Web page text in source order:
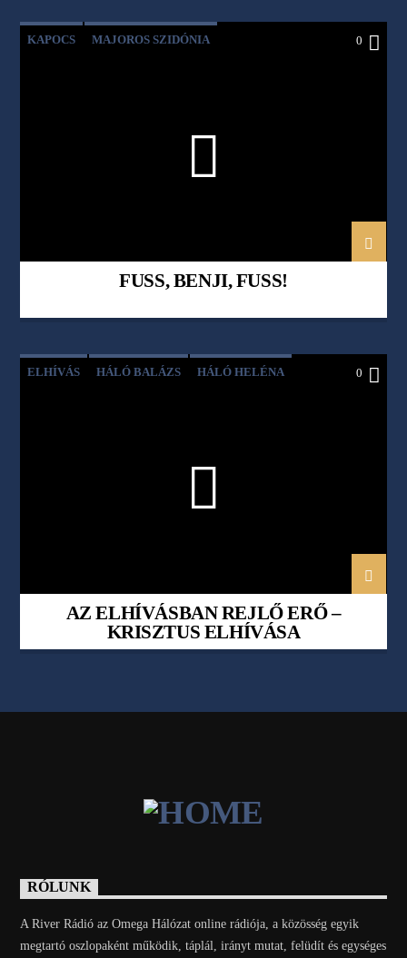
KAPOCS MAJOROS SZIDÓNIA 0
FUSS, BENJI, FUSS!
ELHÍVÁS HÁLÓ BALÁZS HÁLÓ HELÉNA 0
AZ ELHÍVÁSBAN REJLŐ ERŐ –
KRISZTUS ELHÍVÁSA
RÓLUNK
A River Rádió az Omega Hálózat online rádiója, a közösség egyik
megtartó oszlopaként működik, táplál, irányt mutat, felüdít és egységes